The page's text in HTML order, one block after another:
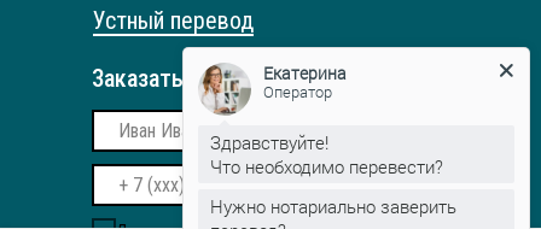
Устный перевод
Заказать обратный звонок
Екатерина
Оператор
Здравствуйте!
Что необходимо перевести?
Нужно нотариально заверить